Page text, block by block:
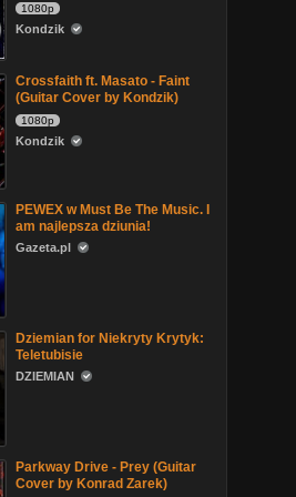
1080p
Kondzik
Crossfaith ft. Masato - Faint
(Guitar Cover by Kondzik)
1080p
Kondzik
PEWEX w Must Be The Music. I
am najlepsza dziunia!
Gazeta.pl
Dziemian for Niekryty Krytyk:
Teletubisie
DZIEMIAN
Parkway Drive - Prey (Guitar
Cover by Konrad Zarek)